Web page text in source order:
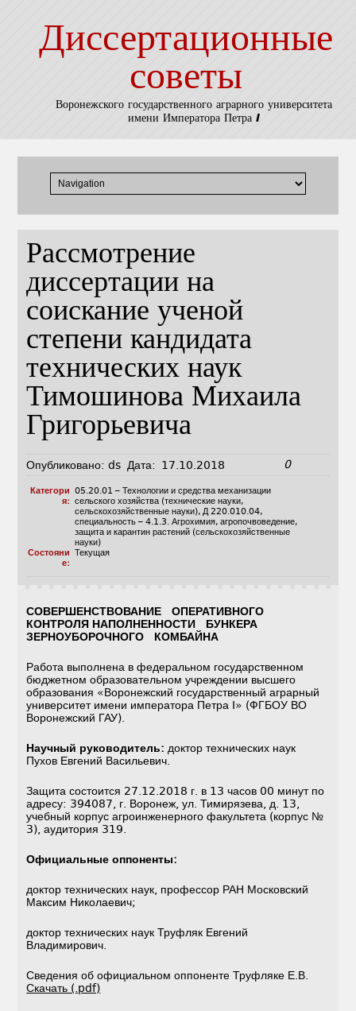
Диссертационные
советы
Воронежского государственного аграрного университета
имени Императора Петра I
Рассмотрение
диссертации на
соискание ученой
степени кандидата
технических наук
Тимошинова Михаила
Григорьевича
Опубликовано: ds Дата: 17.10.2018 0
Категори
я:
05.20.01 – Технологии и средства механизации
сельского хозяйства (технические науки,
сельскохозяйственные науки), Д 220.010.04,
специальность – 4.1.3. Агрохимия, агропочвоведение,
защита и карантин растений (сельскохозяйственные
науки)
Состояни
е:
Текущая
СОВЕРШЕНСТВОВАНИЕ ОПЕРАТИВНОГО
КОНТРОЛЯ НАПОЛНЕННОСТИ БУНКЕРА
ЗЕРНОУБОРОЧНОГО КОМБАЙНА
Работа выполнена в федеральном государственном
бюджетном образовательном учреждении высшего
образования «Воронежский государственный аграрный
университет имени императора Петра I» (ФГБОУ ВО
Воронежский ГАУ).
Научный руководитель: доктор технических наук
Пухов Евгений Васильевич.
Защита состоится 27.12.2018 г. в 13 часов 00 минут по
адресу: 394087, г. Воронеж, ул. Тимирязева, д. 13,
учебный корпус агроинженерного факультета (корпус №
3), аудитория 319.
Официальные оппоненты:
доктор технических наук, профессор РАН Московский
Максим Николаевич;
доктор технических наук Труфляк Евгений
Владимирович.
Сведения об официальном оппоненте Труфляке Е.В.
Скачать (.pdf)